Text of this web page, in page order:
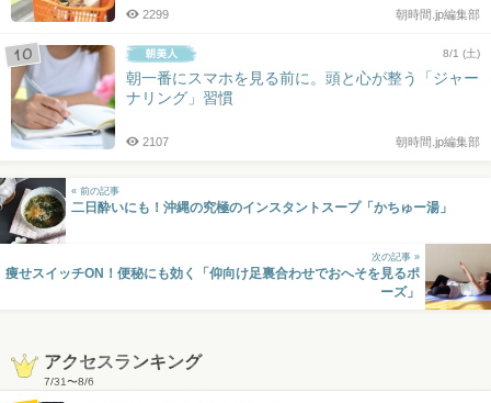
朝時間.jp編集部
2299
8/1 (土)
朝一番にスマホを見る前に。頭と心が整う「ジャー
ナリング」習慣
朝時間.jp編集部
2107
« 前の記事
二日酔いにも！沖縄の究極のインスタントスープ「かちゅー湯」
次の記事 »
痩せスイッチON！便秘にも効く「仰向け足裏合わせでおへそを見るポ
ーズ」
アクセスランキング
7/31〜8/6